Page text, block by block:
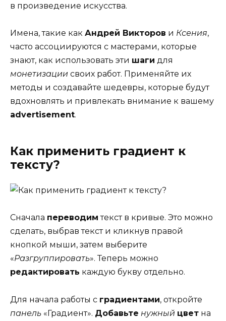
в произведение искусства.
Имена, такие как Андрей Викторов и Ксения,
часто ассоциируются с мастерами, которые
знают, как использовать эти шаги для
монетизации своих работ. Применяйте их
методы и создавайте шедевры, которые будут
вдохновлять и привлекать внимание к вашему
advertisement.
Как применить градиент к
тексту?
Сначала переводим текст в кривые. Это можно
сделать, выбрав текст и кликнув правой
кнопкой мыши, затем выберите
«Разгруппировать». Теперь можно
редактировать каждую букву отдельно.
Для начала работы с градиентами, откройте
панель «Градиент». Добавьте нужный цвет на